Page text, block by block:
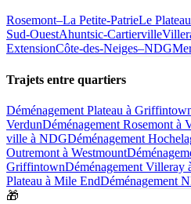
Rosemont–La Petite-PatrieLe
Sud-OuestAhuntsic-Cartierville
ExtensionCôte-des-Neiges–NDG
Trajets entre quartiers
Déménagement Plateau à
VerdunDéménagement Rosemont à
ville à NDGDéménagement
Outremont à Westmount
GriffintownDéménagement Villeray
Plateau à Mile EndDéménagement
🎁